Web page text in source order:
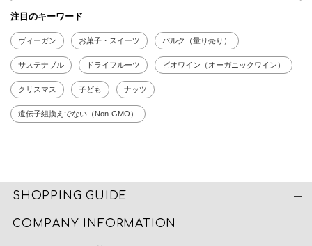
注目のキーワード
ヴィーガン お菓子・スイーツ バルク（量り売り）
サステナブル ドライフルーツ ビオワイン（オーガニックワイン）
クリスマス 子ども ナッツ
遺伝子組換えでない（Non-GMO）
SHOPPING GUIDE
COMPANY INFORMATION